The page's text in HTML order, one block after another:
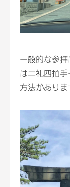
一般的な参
は二礼四拍
方法がありま